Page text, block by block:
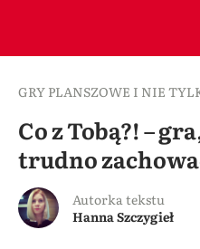
GRY PLANSZOWE I NIE
Co z Tobą?! –
trudno
Autorka tekstu
Hanna Szczygieł